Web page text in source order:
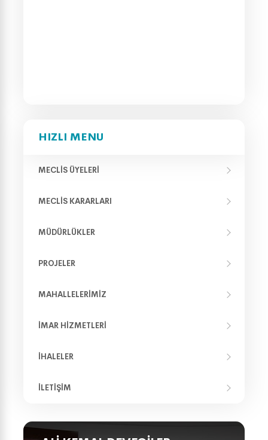
HIZLI MENU
MECLIS ÜYELERI
MECLIS KARARLARI
MÜDÜRLÜKLER
PROJELER
MAHALLELERIMIZ
İMAR HIZMETLERI
İHALELER
İLETIŞIM